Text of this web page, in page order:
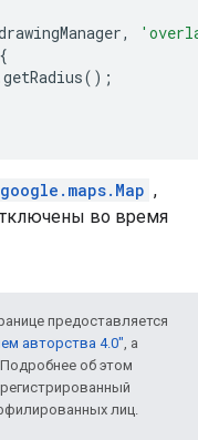
,
{
getRadius();
google.maps.Map ,
во время
предоставляется
авторства 4.0", а
Подробнее об этом
лиц.